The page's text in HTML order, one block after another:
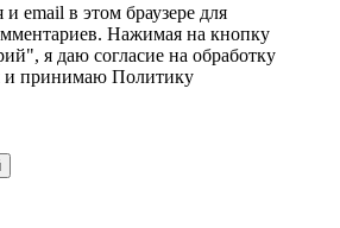
email в этом браузере для
Нажимая на кнопку
я даю согласие на обработку
и принимаю Политику